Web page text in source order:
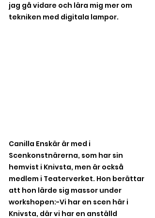
jag gå vidare och lära mig mer om
tekniken med digitala lampor.
Canilla Enskär är med i
Scenkonstnärerna, som har sin
hemvist i Knivsta, men är också
medlem i Teaterverket. Hon berättar
att hon lärde sig massor under
workshopen:-Vi har en scen här i
Knivsta, där vi har en anställd